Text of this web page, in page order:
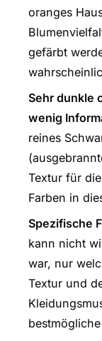
oranges
gefärbt
Sehr dunkle
wenig
reines
Textur für
Farben in
Spezifische
kann nicht
war, nur
Textur und